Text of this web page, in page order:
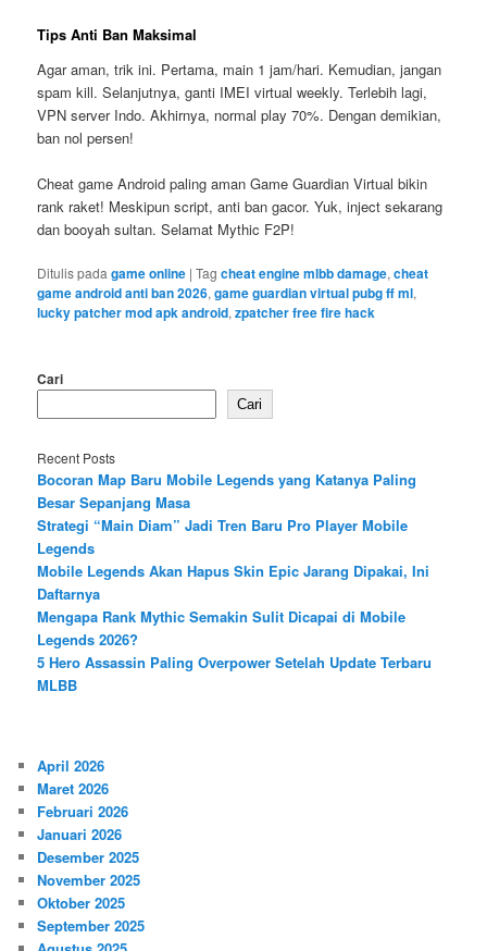
Tips Anti Ban Maksimal
Agar aman, trik ini. Pertama, main 1 jam/hari. Kemudian, jangan
spam kill. Selanjutnya, ganti IMEI virtual weekly. Terlebih lagi,
VPN server Indo. Akhirnya, normal play 70%. Dengan demikian,
ban nol persen!
Cheat game Android paling aman Game Guardian Virtual bikin
rank raket! Meskipun script, anti ban gacor. Yuk, inject sekarang
dan booyah sultan. Selamat Mythic F2P!
Ditulis pada game online |Tag cheat engine mlbb damage,cheat
game android anti ban 2026,game guardian virtual pubg ff ml,
lucky patcher mod apk android,zpatcher free fire hack
Cari
Cari
Recent Posts
Bocoran Map Baru Mobile Legends yang Katanya Paling
Besar Sepanjang Masa
Strategi “Main Diam” Jadi Tren Baru Pro Player Mobile
Legends
Mobile Legends Akan Hapus Skin Epic Jarang Dipakai, Ini
Daftarnya
Mengapa Rank Mythic Semakin Sulit Dicapai di Mobile
Legends 2026?
5 Hero Assassin Paling Overpower Setelah Update Terbaru
MLBB
April 2026
Maret 2026
Februari 2026
Januari 2026
Desember 2025
November 2025
Oktober 2025
September 2025